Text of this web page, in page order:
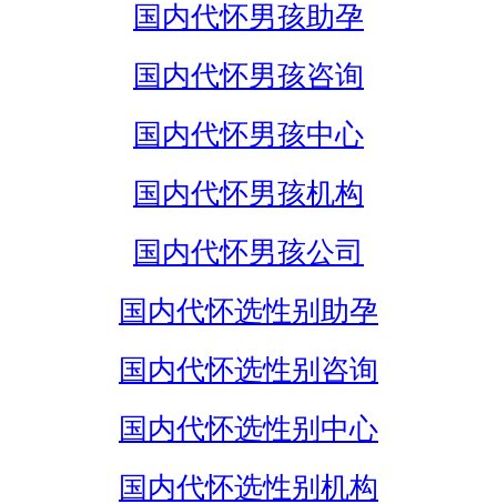
国内代怀男孩助孕
国内代怀男孩咨询
国内代怀男孩中心
国内代怀男孩机构
国内代怀男孩公司
国内代怀选性别助孕
国内代怀选性别咨询
国内代怀选性别中心
国内代怀选性别机构